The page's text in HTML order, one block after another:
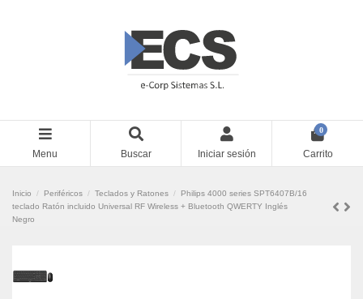
Menu Buscar Iniciar sesión
0
Carrito
Inicio Periféricos Teclados y Ratones
Philips 4000 series SPT6407B/16
teclado Ratón incluido Universal RF Wireless + Bluetooth QWERTY Inglés
Negro